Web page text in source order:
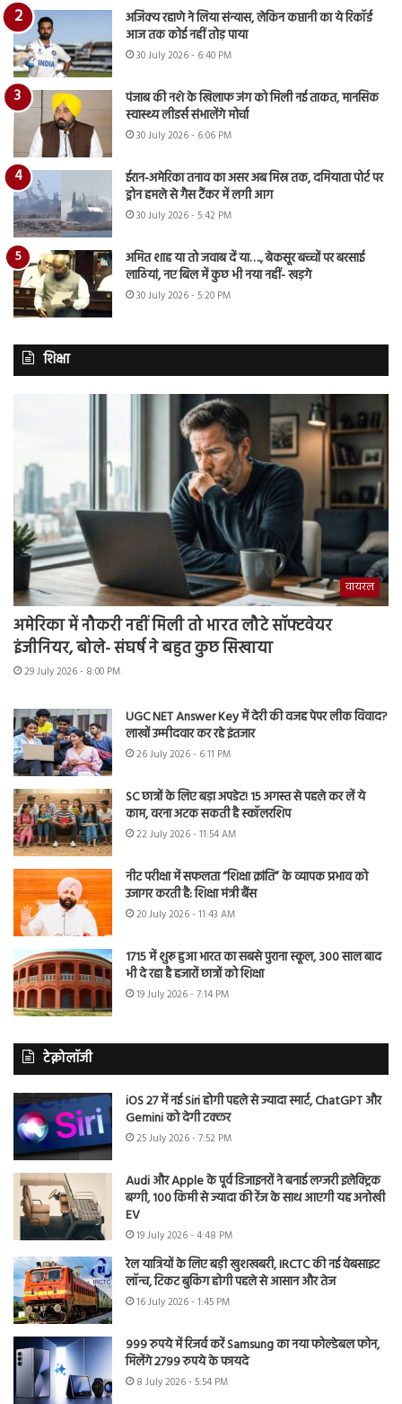
अजिंक्य रहाणे ने लिया संन्यास, लेकिन कप्तानी का ये रिकॉर्ड
आज तक कोई नहीं तोड़ पाया
30 July 2026 - 6:40 PM
पंजाब की नशे के खिलाफ जंग को मिली नई ताकत, मानसिक
स्वास्थ्य लीडर्स संभालेंगे मोर्चा
30 July 2026 - 6:06 PM
ईरान-अमेरिका तनाव का असर अब मिस्र तक, दमियाता पोर्ट पर
ड्रोन हमले से गैस टैंकर में लगी आग
30 July 2026 - 5:42 PM
अमित शाह या तो जवाब दें या…., बेकसूर बच्चों पर बरसाई
लाठियां, नए बिल में कुछ भी नया नहीं- खड़गे
30 July 2026 - 5:20 PM
शिक्षा
वायरल
अमेरिका में नौकरी नहीं मिली तो भारत लौटे सॉफ्टवेयर
इंजीनियर, बोले- संघर्ष ने बहुत कुछ सिखाया
29 July 2026 - 8:00 PM
UGC NET Answer Key में देरी की वजह पेपर लीक विवाद?
लाखों उम्मीदवार कर रहे इंतजार
26 July 2026 - 6:11 PM
SC छात्रों के लिए बड़ा अपडेट! 15 अगस्त से पहले कर लें ये
काम, वरना अटक सकती है स्कॉलरशिप
22 July 2026 - 11:54 AM
नीट परीक्षा में सफलता “शिक्षा क्रांति” के व्यापक प्रभाव को
उजागर करती है: शिक्षा मंत्री बैंस
20 July 2026 - 11:43 AM
1715 में शुरू हुआ भारत का सबसे पुराना स्कूल, 300 साल बाद
भी दे रहा है हजारों छात्रों को शिक्षा
19 July 2026 - 7:14 PM
टेक्नोलॉजी
iOS 27 में नई Siri होगी पहले से ज्यादा स्मार्ट, ChatGPT और
Gemini को देगी टक्कर
25 July 2026 - 7:52 PM
Audi और Apple के पूर्व डिजाइनरों ने बनाई लग्जरी इलेक्ट्रिक
बग्गी, 100 किमी से ज्यादा की रेंज के साथ आएगी यह अनोखी
EV
19 July 2026 - 4:48 PM
रेल यात्रियों के लिए बड़ी खुशखबरी, IRCTC की नई वेबसाइट
लॉन्च, टिकट बुकिंग होगी पहले से आसान और तेज
16 July 2026 - 1:45 PM
999 रुपये में रिजर्व करें Samsung का नया फोल्डेबल फोन,
मिलेंगे 2799 रुपये के फायदे
8 July 2026 - 5:54 PM